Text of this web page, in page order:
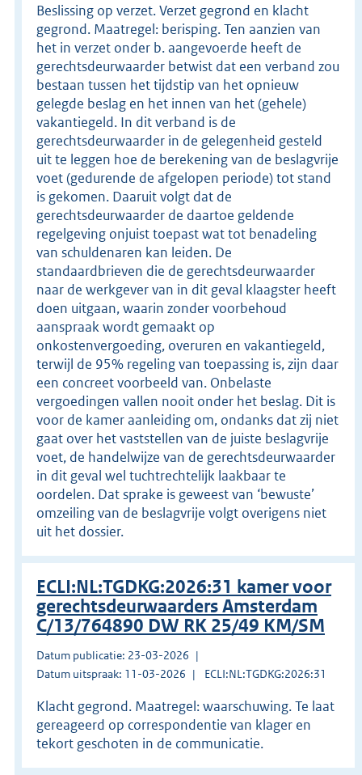
Beslissing op verzet. Verzet gegrond en klacht
gegrond. Maatregel: berisping. Ten aanzien van
het in verzet onder b. aangevoerde heeft de
gerechtsdeurwaarder betwist dat een verband zou
bestaan tussen het tijdstip van het opnieuw
gelegde beslag en het innen van het (gehele)
vakantiegeld. In dit verband is de
gerechtsdeurwaarder in de gelegenheid gesteld
uit te leggen hoe de berekening van de beslagvrije
voet (gedurende de afgelopen periode) tot stand
is gekomen. Daaruit volgt dat de
gerechtsdeurwaarder de daartoe geldende
regelgeving onjuist toepast wat tot benadeling
van schuldenaren kan leiden. De
standaardbrieven die de gerechtsdeurwaarder
naar de werkgever van in dit geval klaagster heeft
doen uitgaan, waarin zonder voorbehoud
aanspraak wordt gemaakt op
onkostenvergoeding, overuren en vakantiegeld,
terwijl de 95% regeling van toepassing is, zijn daar
een concreet voorbeeld van. Onbelaste
vergoedingen vallen nooit onder het beslag. Dit is
voor de kamer aanleiding om, ondanks dat zij niet
gaat over het vaststellen van de juiste beslagvrije
voet, de handelwijze van de gerechtsdeurwaarder
in dit geval wel tuchtrechtelijk laakbaar te
oordelen. Dat sprake is geweest van ‘bewuste’
omzeiling van de beslagvrije volgt overigens niet
uit het dossier.
ECLI:NL:TGDKG:2026:31 kamer voor
gerechtsdeurwaarders Amsterdam
C/13/764890 DW RK 25/49 KM/SM
Datum publicatie: 23-03-2026
Datum uitspraak: 11-03-2026
ECLI:NL:TGDKG:2026:31
Klacht gegrond. Maatregel: waarschuwing. Te laat
gereageerd op correspondentie van klager en
tekort geschoten in de communicatie.